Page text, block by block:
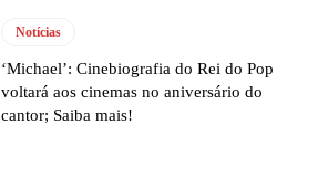
Notícias
‘Michael’: Cinebiografia do Rei do Pop
voltará aos cinemas no aniversário do
cantor; Saiba mais!